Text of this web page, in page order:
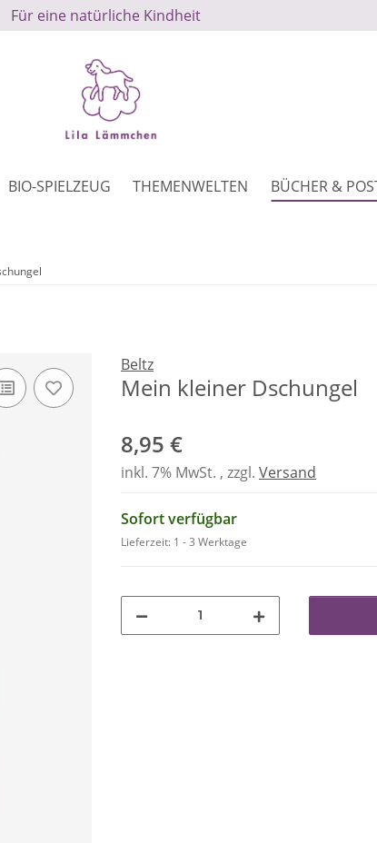
Für eine natürliche Kindheit
BIO-SPIELZEUG THEMENWELTEN BÜCHER &
Beltz
Mein kleiner Dschungel
8,95 €
inkl. 7% MwSt. , zzgl. Versand
Sofort verfügbar
Lieferzeit: 1 - 3 Werktage